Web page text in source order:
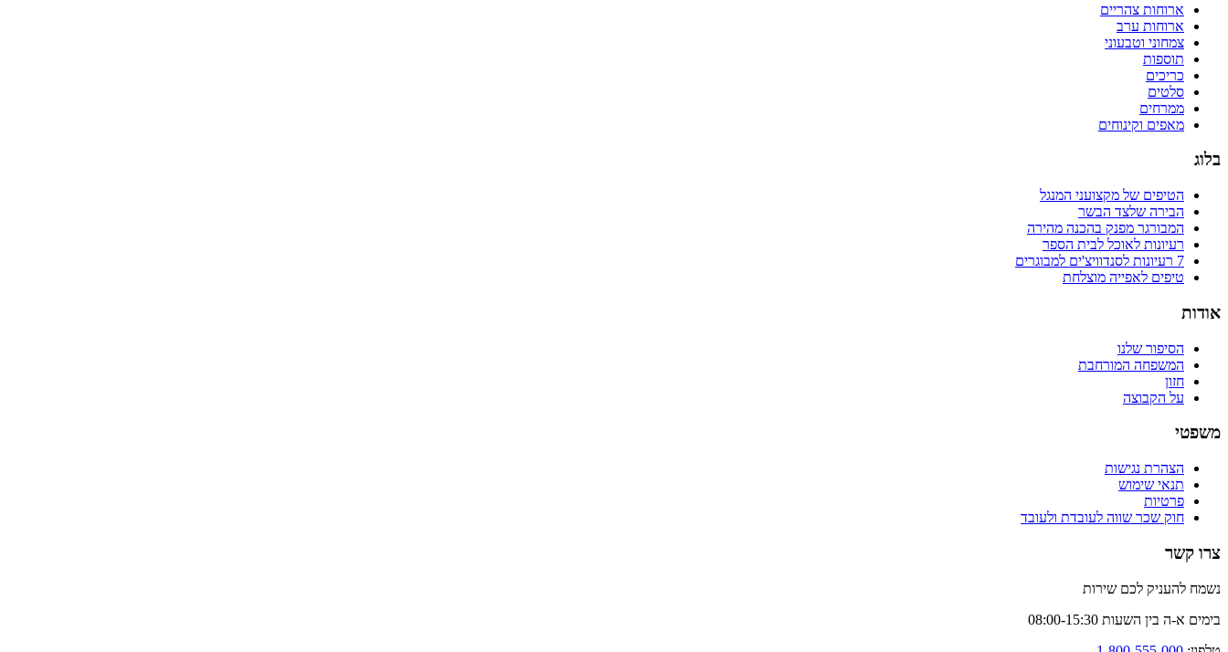
ארוחות צהריים
ארוחות ערב
צמחוני וטבעוני
תוספות
כריכים
סלטים
ממרחים
מאפים וקינוחים
בלוג
הטיפים של מקצועני המנגל
הבירה שלצד הבשר
המבורגר מפנק בהכנה מהירה
רעיונות לאוכל לבית הספר
7 רעיונות לסנדוויצ'ים למבוגרים
טיפים לאפייה מוצלחת
אודות
הסיפור שלנו
המשפחה המורחבת
חזון
על הקבוצה
משפטי
הצהרת נגישות
תנאי שימוש
פרטיות
חוק שכר שווה לעובדת ולעובד
צרו קשר
נשמח להעניק לכם שירות
בימים א-ה בין השעות 08:00-15:30